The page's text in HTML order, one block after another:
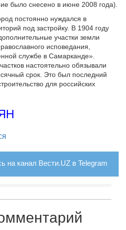
было снесено в июне 2008 года).
постоянно нуждался в
под застройку. В 1904 году
участки земли
исповедания,
службе в Самарканде».
настоятельно обязывали
срок. Это был последний
для российских
на канал Вести.UZ в Telegram